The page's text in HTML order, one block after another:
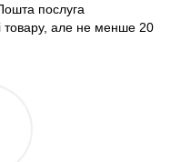
послуга
товару, але не менше 20